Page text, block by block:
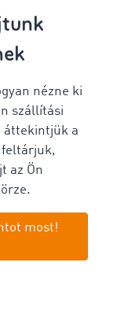
nézne ki
szállítási
áttekintjük a
feltárjuk,
az Ön
most!